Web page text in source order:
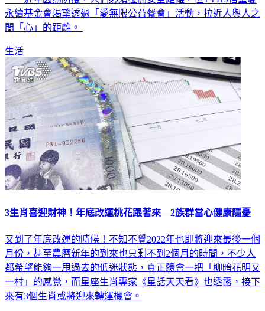
永續基金會渴望透過「愛無限公益餐會」活動，拉近人與人之
間「心」的距離。
生活
3生肖喜迎財神！年底改運桃花跟著來 2族群當心健康隱憂
又到了年底改運的時候！不知不覺2022年也即將迎來最後一個
月份，甚至農曆新年的到來也只剩不到2個月的時間，不少人
都希望能夠一甩過去的低迷狀態，真正體會一把「柳暗花明又
一村」的感覺，而星座生肖專家《星話天天看》也透露，接下
來有3個生肖或將迎來轉運機會。